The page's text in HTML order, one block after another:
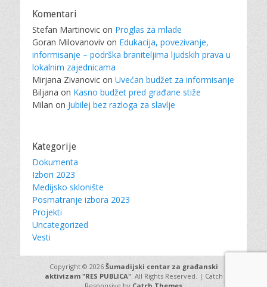
Komentari
Stefan Martinovic on Proglas za mlade
Goran Milovanoviv on Edukacija, povezivanje,
informisanje – podrška braniteljima ljudskih prava u
lokalnim zajednicama
Mirjana Zivanovic on Uvećan budžet za informisanje
Biljana on Kasno budžet pred građane stiže
Milan on Jubilej bez razloga za slavlje
Kategorije
Dokumenta
Izbori 2023
Medijsko sklonište
Posmatranje izbora 2023
Projekti
Uncategorized
Vesti
Copyright © 2026 Šumadijski centar za građanski
aktivizam "RES PUBLICA". All Rights Reserved. | Catch